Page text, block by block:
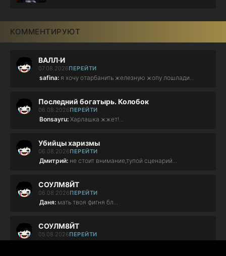
КОММЕНТИРУЮТ
ВАЛЛ·И
07.08.2026ПЕРЕЙТИ
safina: я хочу отарбанить железную жопу лошлади...
Последний богатырь. Колобок
06.08.2026ПЕРЕЙТИ
Bonsayru: Харлашка жжет!...
Убийцы харизмы
06.08.2026ПЕРЕЙТИ
Дмитрий: не стоит внимание,тупой сценарий...
СОУЛМ8ЙТ
06.08.2026ПЕРЕЙТИ
Даня: мать твоя фигня бл...
СОУЛМ8ЙТ
05.08.2026ПЕРЕЙТИ